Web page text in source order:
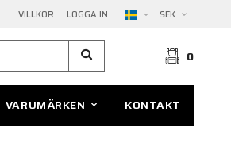
VILLKOR LOGGA IN SEK
0
VARUMÄRKEN KONTAKT